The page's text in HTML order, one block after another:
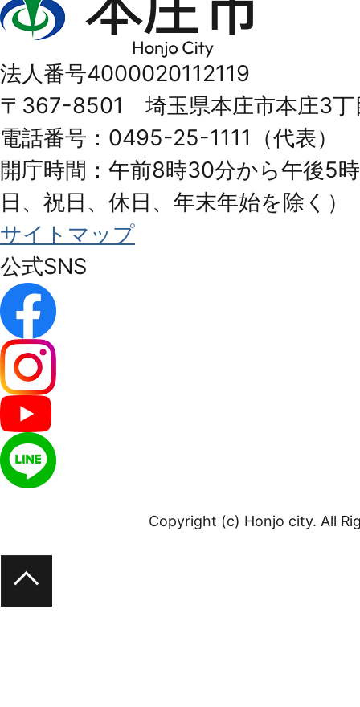
庄
Honjo
City
法人番号4000020112119
〒367-8501 埼玉県本庄市本庄3丁
電話番号：0495-25-1111（代表）
開庁時間：午前8時30分から午後5
日、祝日、休日、年末年始を除く）
サイトマップ
公式SNS
Copyright (c) Honjo city. All